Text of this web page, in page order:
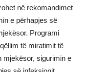
në rekomandimet
e përhapjes së
Programi
të miratimit të
mjekësor, sigurimin e